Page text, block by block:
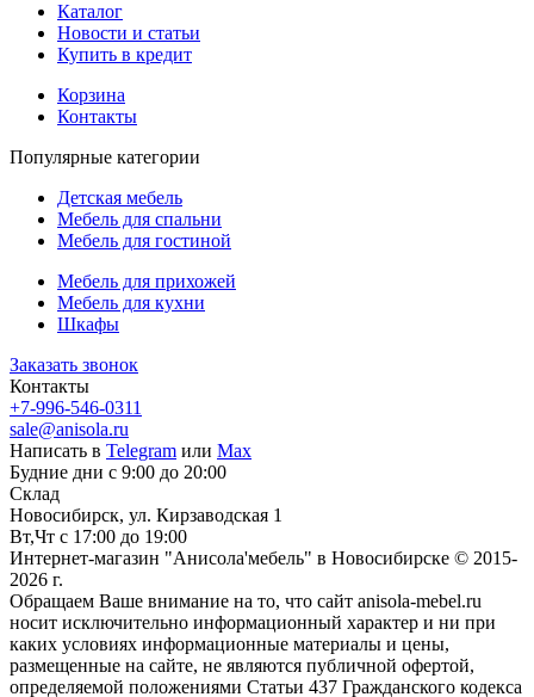
Каталог
Новости и статьи
Купить в кредит
Корзина
Контакты
Популярные категории
Детская мебель
Мебель для спальни
Мебель для гостиной
Мебель для прихожей
Мебель для кухни
Шкафы
Заказать звонок
Контакты
+7-996-546-0311
sale@anisola.ru
Написать в Telegram или Max
Будние дни с 9:00 до 20:00
Склад
Новосибирск, ул. Кирзаводская 1
Вт,Чт с 17:00 до 19:00
Интернет-магазин "Анисола'мебель" в Новосибирске © 2015-
2026 г.
Обращаем Ваше внимание на то, что сайт anisola-mebel.ru
носит исключительно информационный характер и ни при
каких условиях информационные материалы и цены,
размещенные на сайте, не являются публичной офертой,
определяемой положениями Статьи 437 Гражданского кодекса